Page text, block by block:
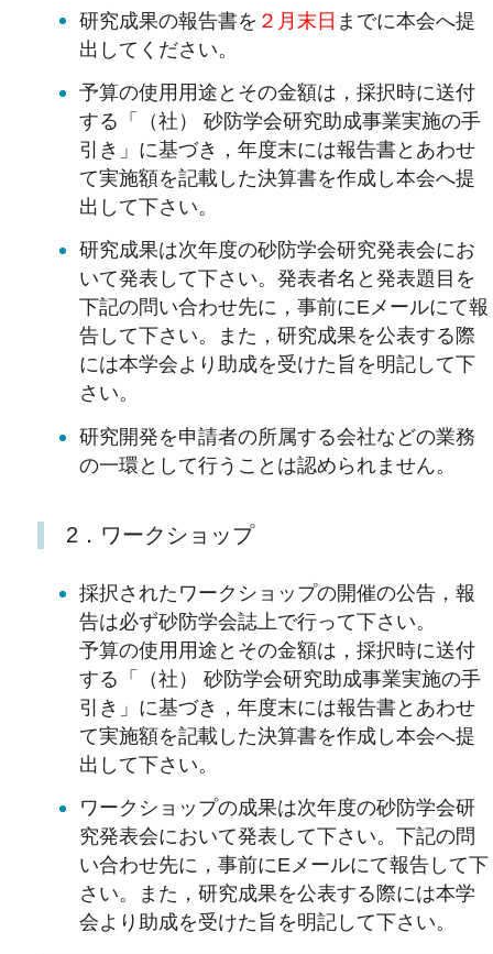
研究成果の報告書を ２月末日 までに本会へ提
出してください。
予算の使用用途とその金額は，採択時に送付
する「（社） 砂防学会研究助成事業実施の手
引き」に基づき，年度末には報告書とあわせ
て実施額を記載した決算書を作成し本会へ提
出して下さい。
研究成果は次年度の砂防学会研究発表会にお
いて発表して下さい。発表者名と発表題目を
下記の問い合わせ先に，事前にEメールにて報
告して下さい。また，研究成果を公表する際
には本学会より助成を受けた旨を明記して下
さい。
研究開発を申請者の所属する会社などの業務
の一環として行うことは認められません。
2．ワークショップ
採択されたワークショップの開催の公告，報
告は必ず砂防学会誌上で行って下さい。
予算の使用用途とその金額は，採択時に送付
する「（社） 砂防学会研究助成事業実施の手
引き」に基づき，年度末には報告書とあわせ
て実施額を記載した決算書を作成し本会へ提
出して下さい。
ワークショップの成果は次年度の砂防学会研
究発表会において発表して下さい。下記の問
い合わせ先に，事前にEメールにて報告して下
さい。また，研究成果を公表する際には本学
会より助成を受けた旨を明記して下さい。